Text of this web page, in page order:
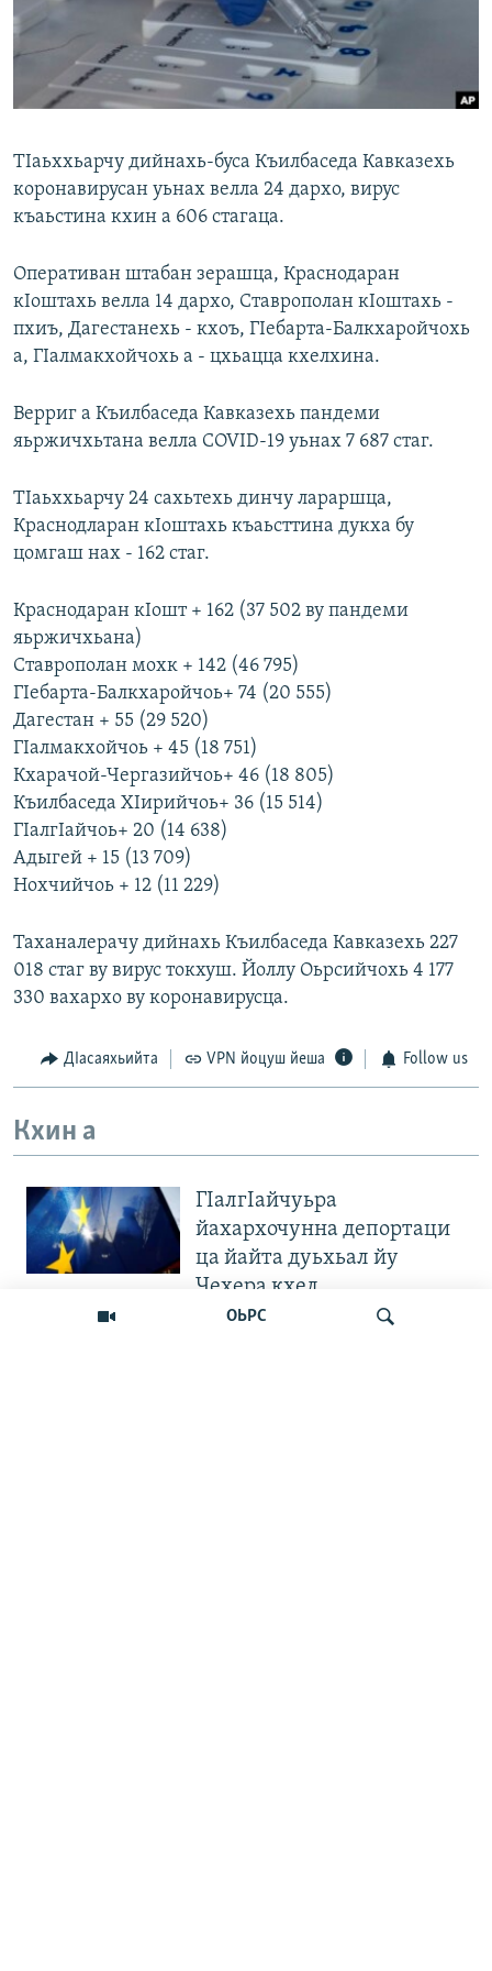
ОЬРС
ТIаьххьарчу дийнахь-буса Къилбаседа Кавказехь
коронавирусан уьнах велла 24 дархо, вирус
къаьстина кхин а 606 стагаца.
Оперативан штабан зерашца, Краснодаран
кIоштахь велла 14 дархо, Ставрополан кIоштахь -
пхиъ, Дагестанехь - кхоъ, ГIебарта-Балкхаройчохь
а, ГIалмакхойчохь а - цхьацца кхелхина.
Верриг а Къилбаседа Кавказехь пандеми
яьржичхьтана велла COVID-19 уьнах 7 687 стаг.
ТIаьххьарчу 24 сахьтехь динчу лараршца,
Краснодларан кIоштахь къаьсттина дукха бу
цомгаш нах - 162 стаг.
Краснодаран кIошт + 162 (37 502 ву пандеми
яьржичхьана)
Ставрополан мохк + 142 (46 795)
ГIебарта-Балкхаройчоь+ 74 (20 555)
Дагестан + 55 (29 520)
ГIалмакхойчоь + 45 (18 751)
Кхарачой-Чергазийчоь+ 46 (18 805)
Къилбаседа ХIирийчоь+ 36 (15 514)
ГIалгIайчоь+ 20 (14 638)
Адыгей + 15 (13 709)
Нохчийчоь + 12 (11 229)
Таханалерачу дийнахь Къилбаседа Кавказехь 227
018 стаг ву вирус токхуш. Йоллу Оьрсийчохь 4 177
330 вахархо ву коронавирусца.
ДIасаяхьийта VPN йоцуш йеша Follow us
Кхин а
ГIалгIайчуьра
йахархочунна депортаци
ца йайта дуьхьал йу
Чехера кхел